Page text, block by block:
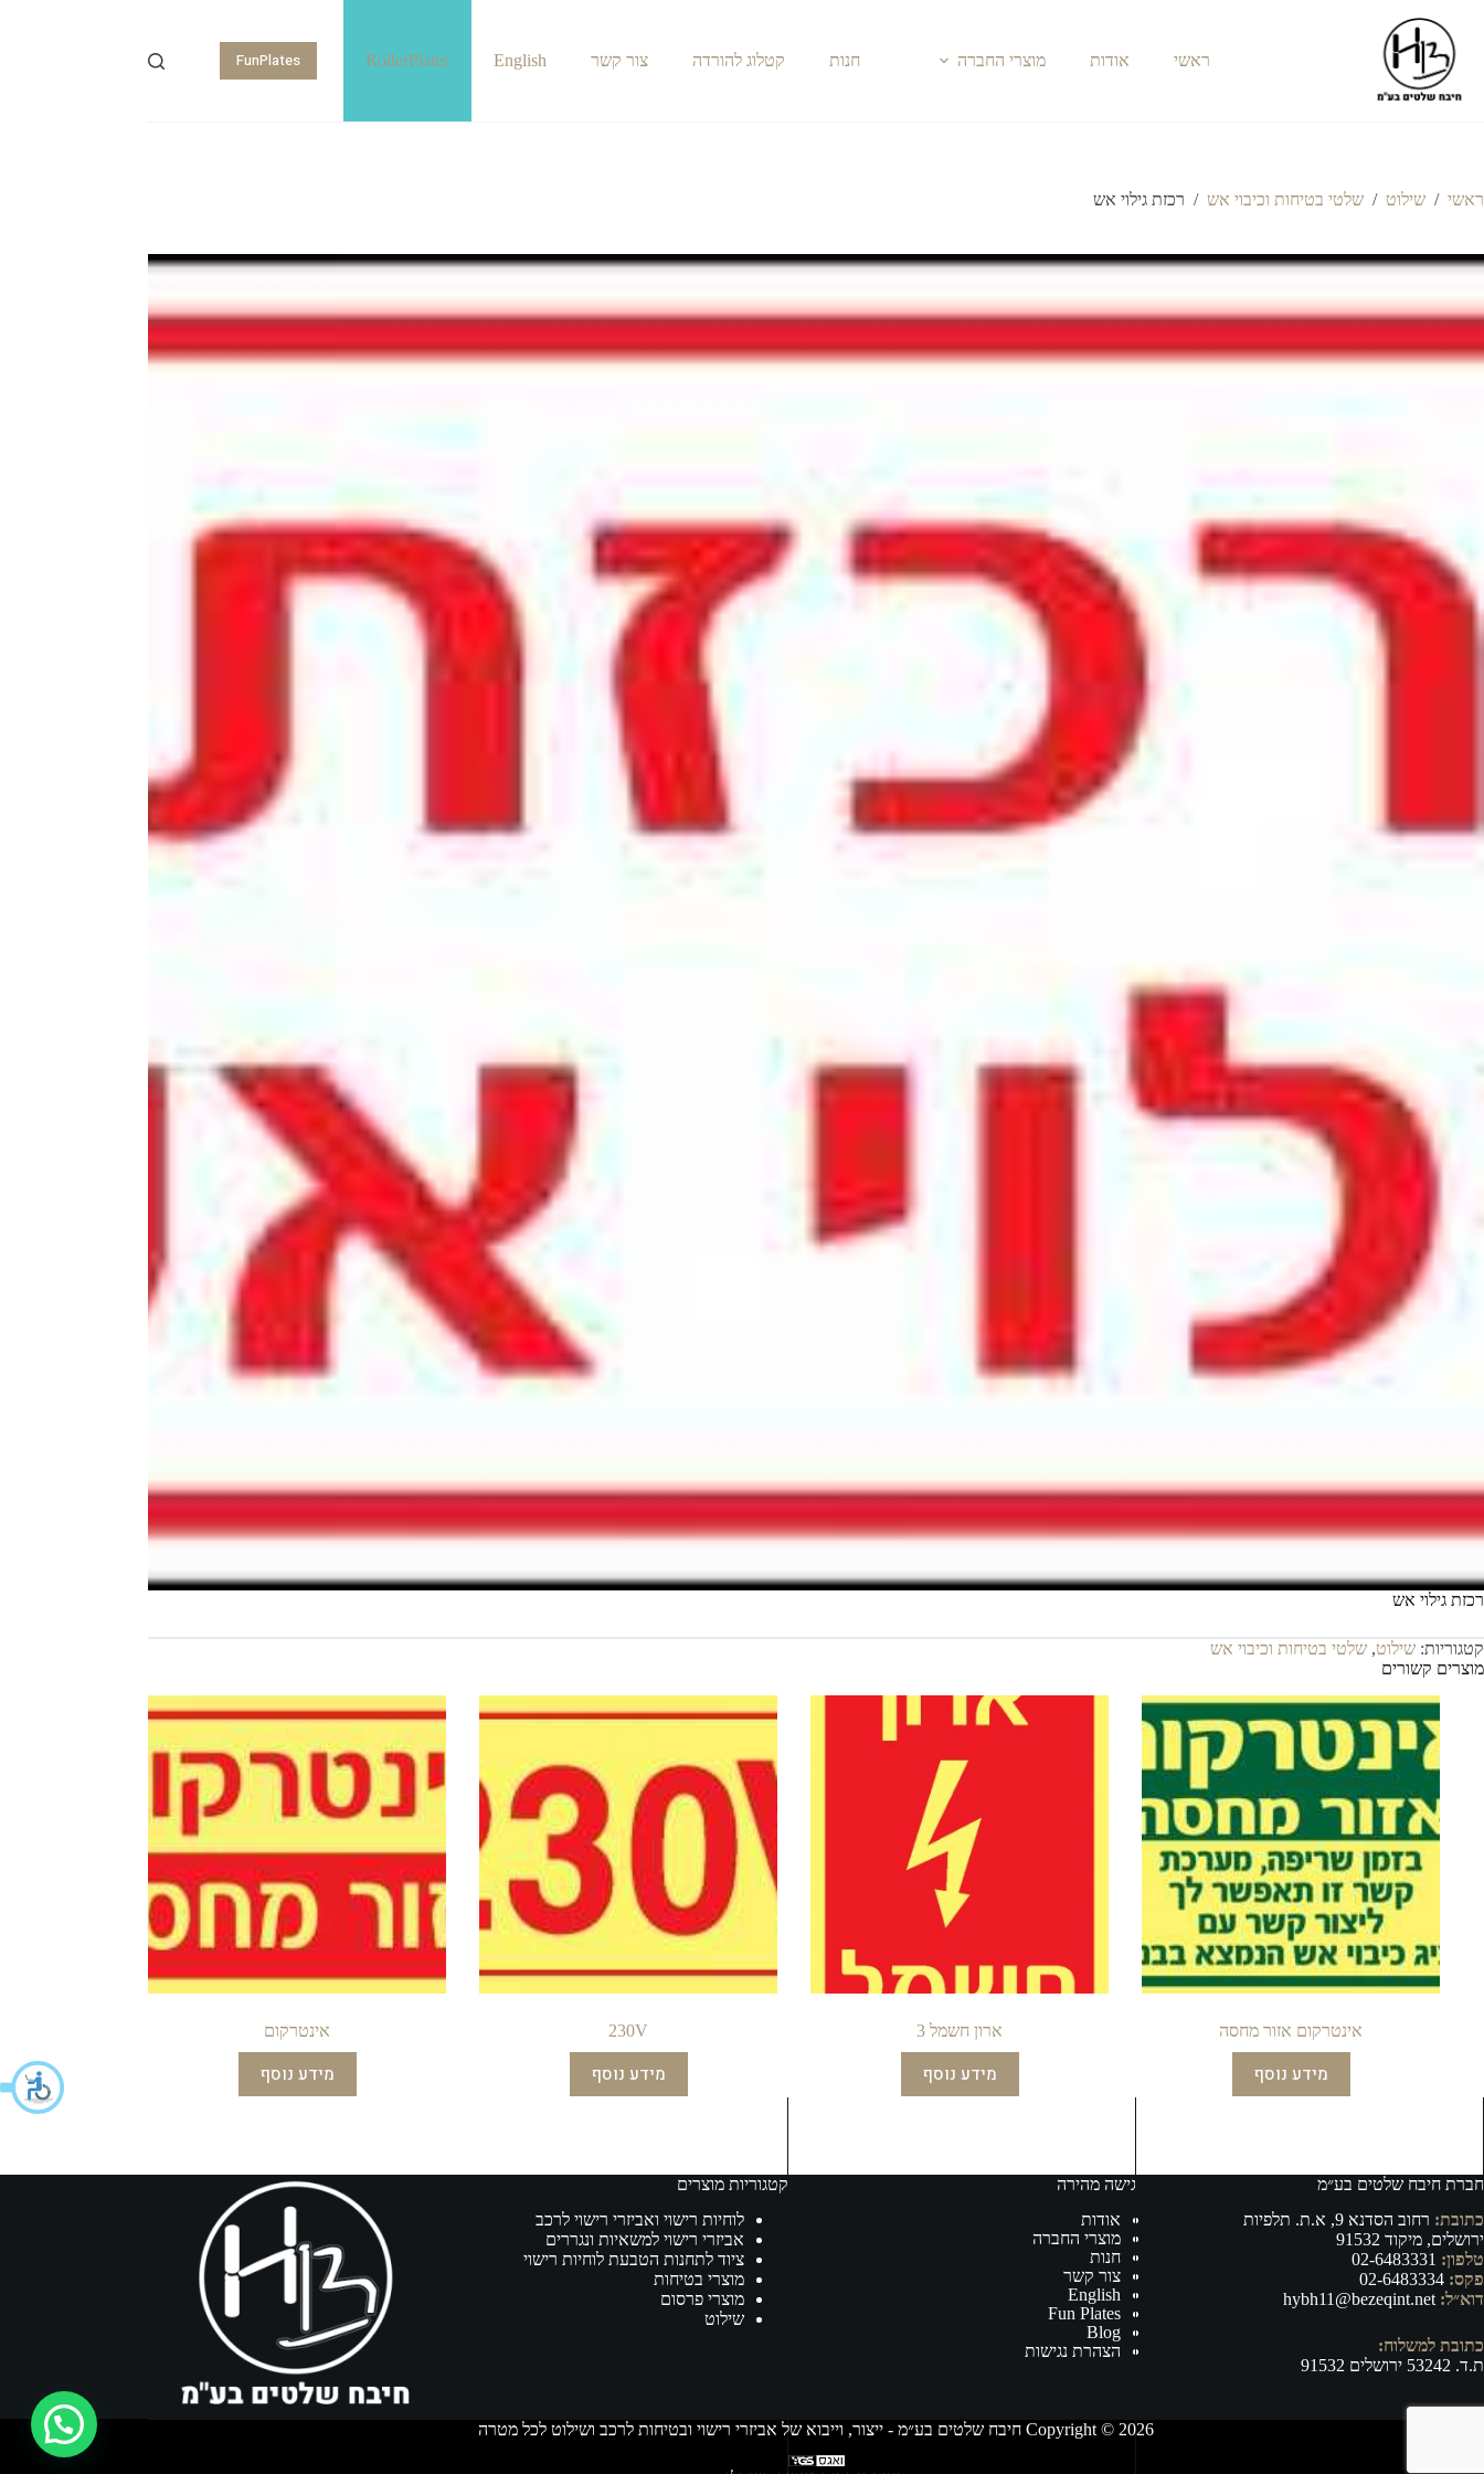
ראשי אודות מוצרי החברה חנות קטלוג להורדה צור קשר English
RollerPlates
FunPlates
Shopping
ראשי / שילוט / שלטי בטיחות וכיבוי אש / רכזת גילוי אש
רכזת גילוי אש
קטגוריות: שילוט, שלטי בטיחות וכיבוי אש
מוצרים קשורים
אינטרקום אזור מחסה
מידע נוסף
ארון חשמל 3
מידע נוסף
230V
מידע נוסף
אינטרקום
מידע נוסף
חברת חיבח שלטים בע״מ
כתובת:
רחוב הסדנא 9, א.ת. תלפיות
ירושלים, מיקוד 91532
טלפון: 02-6483331
פקס:
דוא״ל: hybh11@bezeqint.net
כתובת למשלוח:
ת.ד. 53242 ירושלים 91532
גישה מהירה
אודות
מוצרי החברה
חנות
צור קשר
English
Fun Plates
Blog
הצהרת נגישות
קטגוריות מוצרים
לוחיות רישוי ואביזרי רישוי לרכב
אביזרי רישוי למשאיות ונגררים
ציוד לתחנות הטבעת לוחיות רישוי
מוצרי בטיחות
מוצרי פרסום
שילוט
Copyright © 2026 חיבח שלטים בע״מ - ייצור, וייבוא של אביזרי רישוי ובטיחות לרכב ושילוט לכל מטרה איך אפשר לעזור?